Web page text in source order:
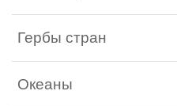
Гербы стран
Океаны